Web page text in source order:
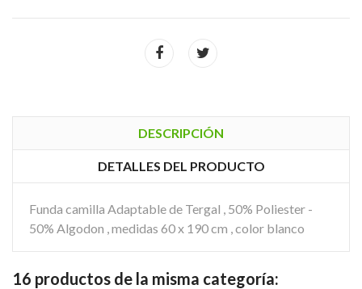
DESCRIPCIÓN
DETALLES DEL PRODUCTO
Funda camilla Adaptable de Tergal , 50% Poliester -
50% Algodon , medidas 60 x 190 cm , color blanco
16 productos de la misma categoría: